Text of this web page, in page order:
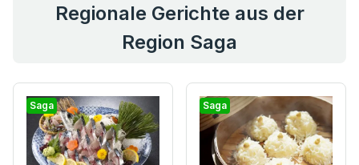
Regionale Gerichte aus der
Region Saga
Saga Saga